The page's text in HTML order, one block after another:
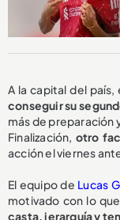
A la capital del
conseguir su
más de preparación
Finalización, otro
acción el viernes
El equipo de Lucas
motivado con lo
casta, jerarquía y